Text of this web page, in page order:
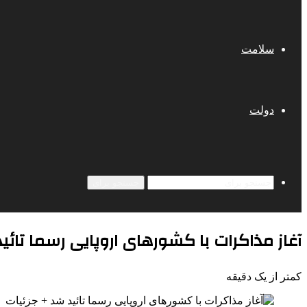
سلامت
دولت
آغاز مذاکرات با کشورهای اروپایی رسما
کمتر از یک دقیقه